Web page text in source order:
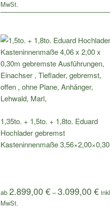
1,35to. + 1,5to. + 1,8to. Eduard
Hochlader gebremst
Kasteninnenmaße
ab2.899,00€ –3.099,00€